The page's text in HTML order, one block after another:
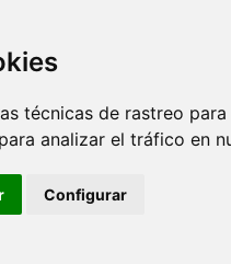
técnicas de rastreo
analizar el tráfico en
Configurar